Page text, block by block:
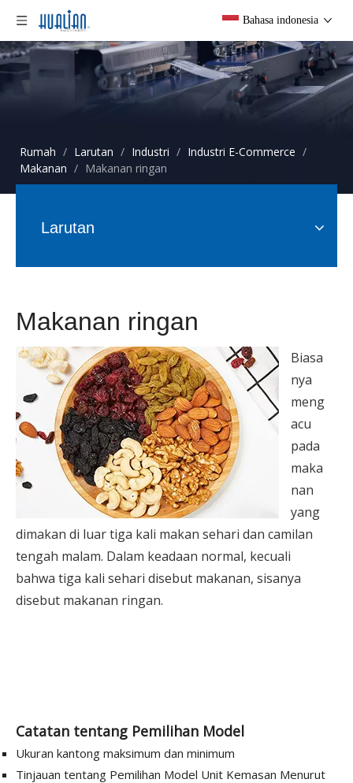
Bahasa indonesia
Rumah / Larutan / Industri / Industri E-Commerce /
Makanan / Makanan ringan
Larutan
Makanan ringan
Biasa
nya
meng
acu
pada
maka
nan
yang
dimakan di luar tiga kali makan sehari dan camilan
tengah malam. Dalam keadaan normal, kecuali
bahwa tiga kali sehari disebut makanan, sisanya
disebut makanan ringan.
Catatan tentang Pemilihan Model
Ukuran kantong maksimum dan minimum
Tinjauan tentang Pemilihan Model Unit Kemasan Menurut